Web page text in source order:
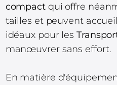
compactqui offre
tailles et peuvent
idéaux pour les
manœuvrer sans effort.
En matière